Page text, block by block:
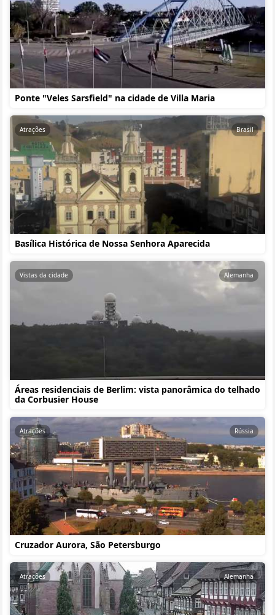
Ponte "Veles Sarsfield" na cidade de Villa Maria
Basílica Histórica de Nossa Senhora Aparecida
Atrações Brasil
Áreas residenciais de Berlim: vista panorâmica do telhado
da Corbusier House
Vistas da cidade Alemanha
Cruzador Aurora, São Petersburgo
Atrações Rússia
Atrações Alemanha